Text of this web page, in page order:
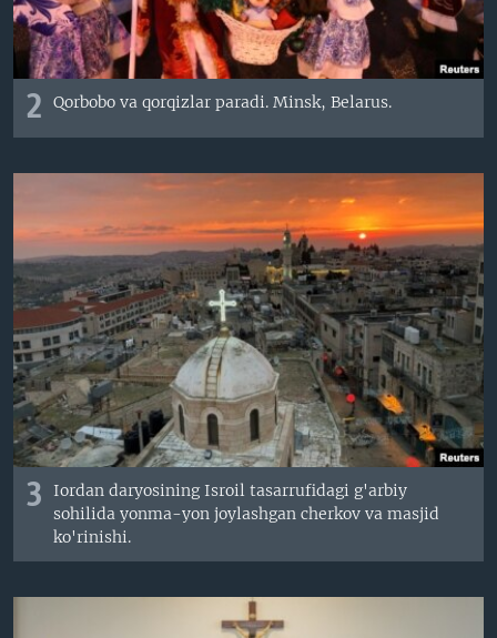
2 Qorbobo va qorqizlar paradi. Minsk, Belarus.
3
Iordan daryosining Isroil tasarrufidagi g'arbiy
sohilida yonma-yon joylashgan cherkov va masjid
ko'rinishi.